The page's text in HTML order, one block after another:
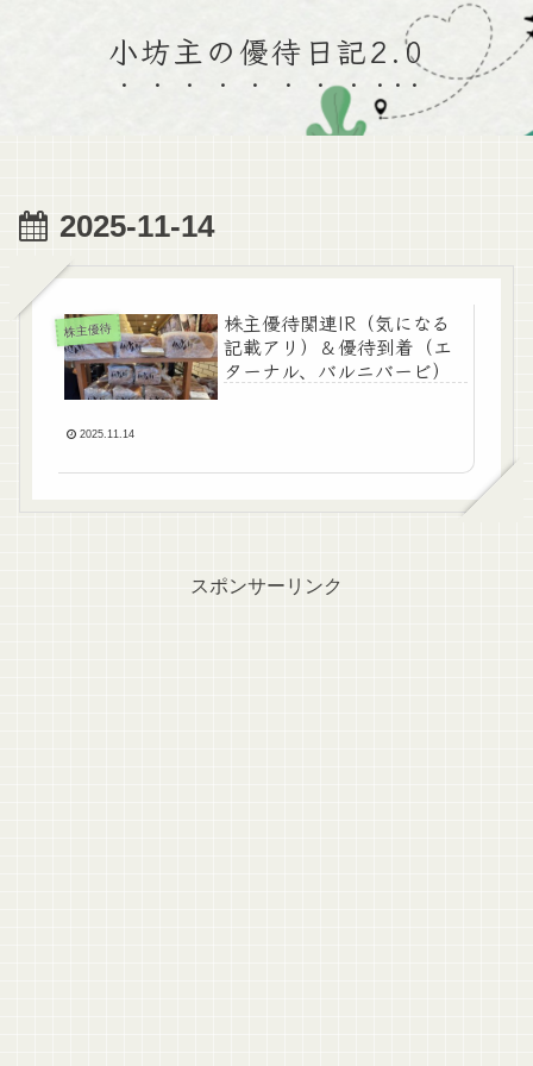
小坊主の優待日記2.0
2025-11-14
株主優待
株主優待関連IR（気になる
記載アリ）＆優待到着（エ
ターナル、バルニバービ）
2025.11.14
スポンサーリンク